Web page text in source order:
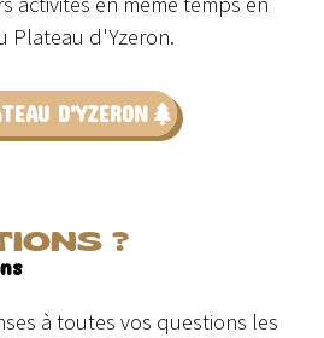
Plateau d'Yzeron.
D'YZERON
?
à toutes vos questions les